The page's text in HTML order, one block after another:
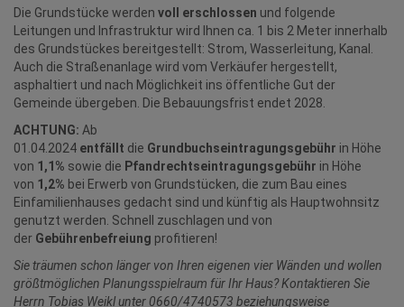
Die Grundstücke werden voll erschlossen und folgende
Leitungen und Infrastruktur wird Ihnen ca. 1 bis 2 Meter innerhalb
des Grundstückes bereitgestellt: Strom, Wasserleitung, Kanal.
Auch die Straßenanlage wird vom Verkäufer hergestellt,
asphaltiert und nach Möglichkeit ins öffentliche Gut der
Gemeinde übergeben. Die Bebauungsfrist endet 2028.
ACHTUNG: Ab
01.04.2024 entfällt die Grundbuchseintragungsgebühr in Höhe
von 1,1% sowie die Pfandrechtseintragungsgebühr in Höhe
von 1,2% bei Erwerb von Grundstücken, die zum Bau eines
Einfamilienhauses gedacht sind und künftig als Hauptwohnsitz
genutzt werden. Schnell zuschlagen und von
der Gebührenbefreiung profitieren!
Sie träumen schon länger von Ihren eigenen vier Wänden und wollen
größtmöglichen Planungsspielraum für Ihr Haus?Kontaktieren Sie
Herrn Tobias Weikl unter 0660/4740573 beziehungsweise